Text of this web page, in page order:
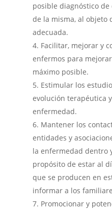
posible diagnóstico
de la misma, al objeto
adecuada.
Facilitar, mejorar y
enfermos para
máximo posible.
Estimular los
evolución terapéutica
enfermedad.
Mantener los
entidades y
la enfermedad dentro
propósito de estar al
que se producen en
informar a los
Promocionar y